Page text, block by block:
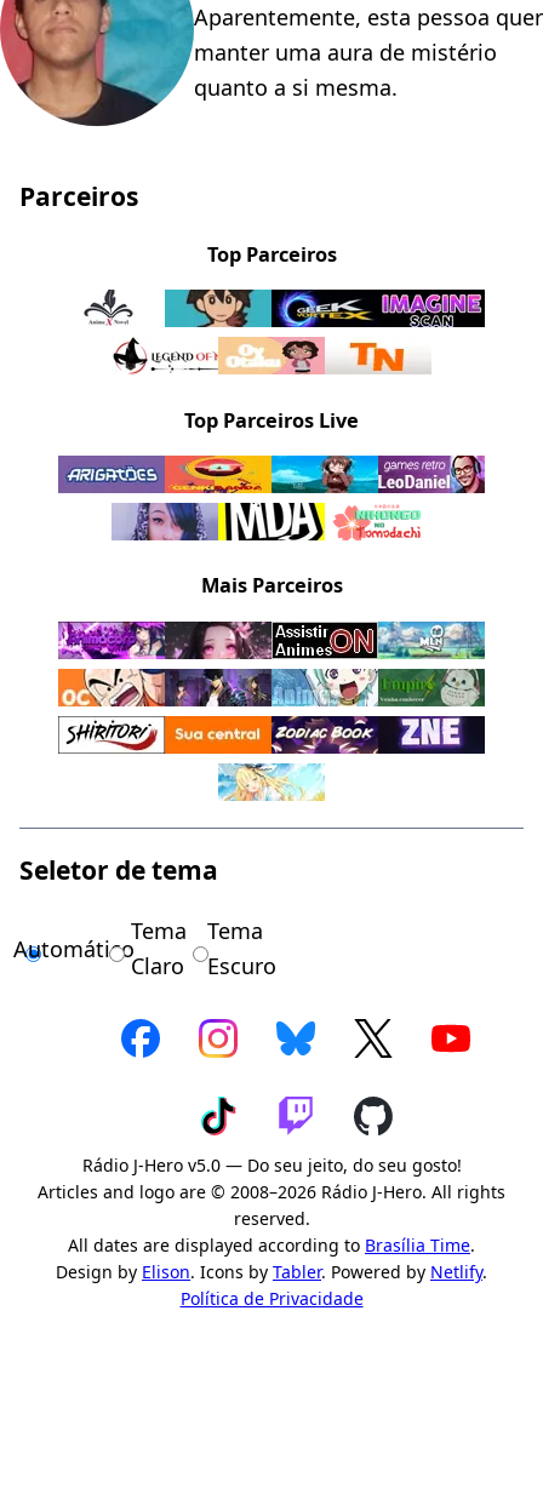
Aparentemente, esta pessoa quer
manter uma aura de mistério
quanto a si mesma.
Parceiros
Top Parceiros
Top Parceiros Live
Mais Parceiros
Seletor de tema
Automático
Tema
Claro
Tema
Escuro
Rádio J-Hero v5.0 — Do seu jeito, do seu gosto!
Articles and logo are © 2008–2026 Rádio J-Hero. All rights
reserved.
All dates are displayed according to Brasília Time.
Design by Elison. Icons by Tabler. Powered by Netlify.
Política de Privacidade